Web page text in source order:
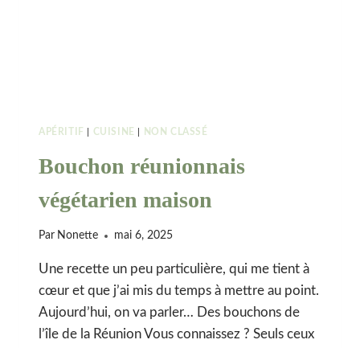
APÉRITIF CUISINE NON CLASSÉ
Bouchon réunionnais
végétarien maison
Par Nonette mai 6, 2025
Une recette un peu particulière, qui me tient à
cœur et que j’ai mis du temps à mettre au point.
Aujourd’hui, on va parler… Des bouchons de
l’île de la Réunion Vous connaissez ? Seuls ceux